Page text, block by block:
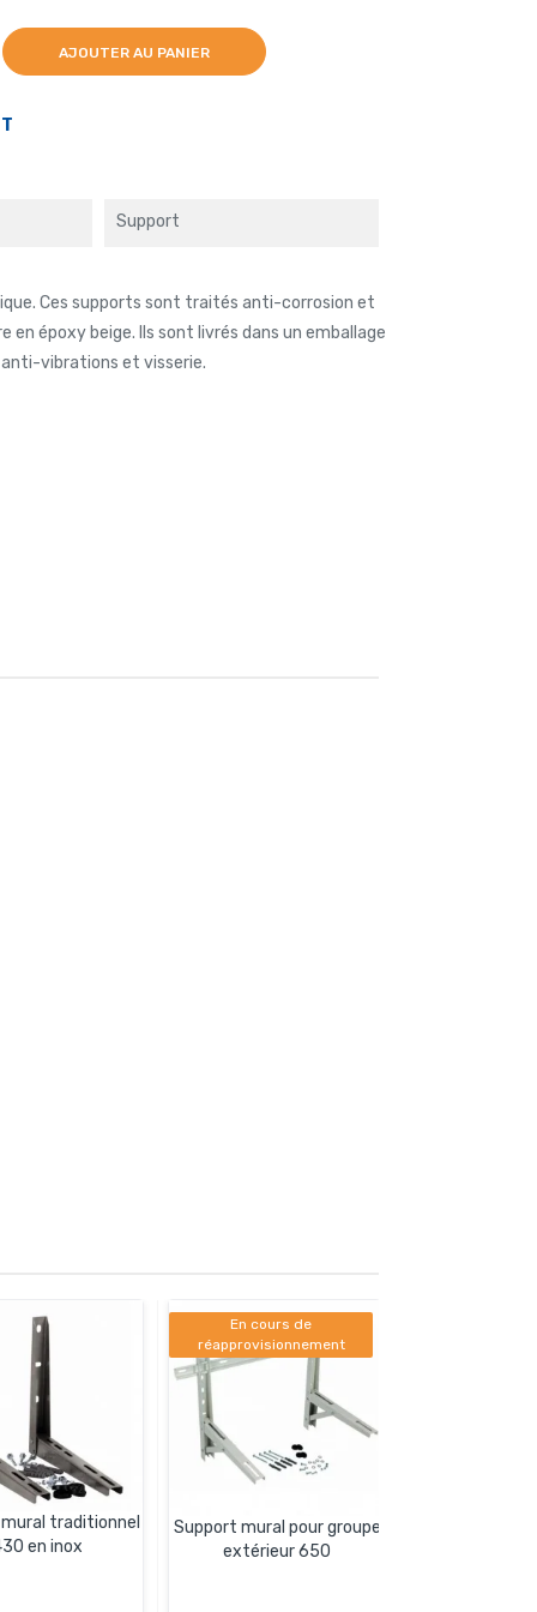
AJOUTER AU PANIER
Support
Ces supports sont traités anti-corrosion et
en époxy beige. Ils sont livrés dans un emballage
vibrations et visserie.
traditionnel
en inox
En cours de
réapprovisionnement
Support mural pour groupe
extérieur 650